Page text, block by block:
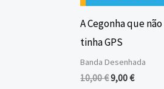
A Cegonha que não
tinha GPS
Banda Desenhada
10,00€9,00€